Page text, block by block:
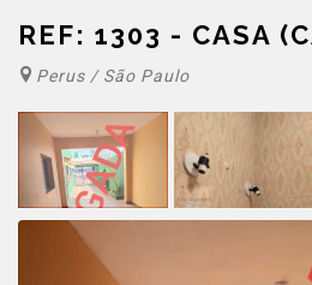
REF: 1303 - CASA
Perus / São Paulo